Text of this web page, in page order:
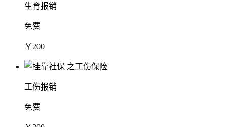
生育报销
免费
￥200
工伤报销
免费